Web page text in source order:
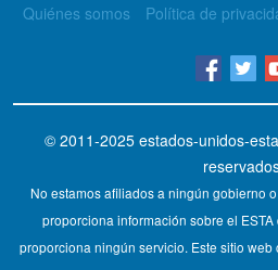
Quiénes somos Política de
© 2011-2025 estados-unidos-
No estamos afiliados a ningún gobierno
proporciona información sobre el
proporciona ningún servicio. Este sitio